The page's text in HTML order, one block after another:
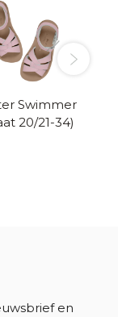
Swimmer
20/21-34)
en